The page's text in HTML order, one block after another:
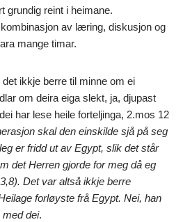
grundig reint i heimane.
av læring, diskusjon og
mange timar.
ikkje berre til minne om ei
om deira eiga slekt, ja, djupast
har lese heile forteljinga, 2.mos 12
skal den einskilde sjå på seg
er fridd ut av Egypt, slik det står
det Herren gjorde for meg då eg
Det var altså ikkje berre
forløyste frå Egypt. Nei, han
dei.